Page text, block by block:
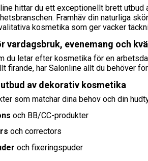
hittar du ett exceptionellt brett utbud
Framhäv din naturliga
kosmetika som ger vacker
vardagsbruk, evenemang och
du letar efter kosmetika för en
firande, har Salonline allt du behöver
av dekorativ kosmetika
som matchar dina behov och din
och BB/CC-produkter
och correctors
och fixeringspuder